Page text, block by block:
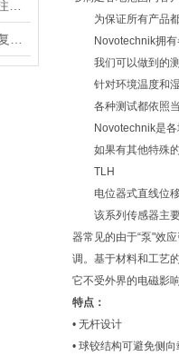
为保证所有产品都
Novotechnik拥有各
我们可以做到的测
针对环境温度和湿
各种测试都依照当
Novotechnik是各地
如果有其他特殊的
TLH
电位器式直线位移
该系列传感器主要
器常见的由于“泵"效
调。基于材料和工艺
它不受外界的电磁影
特点：
• 无杆设计
• 球铰结构可避免侧向